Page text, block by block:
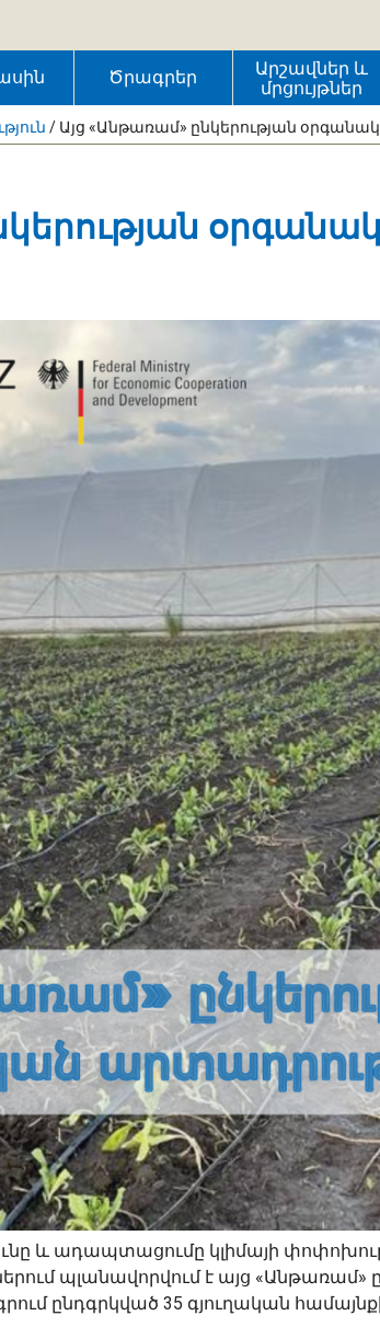
Ծրագրեր
Արշավներ և
մրցույթներ
/ Այց «Անթառամ» ընկերության
և ադապտացումը կլիմայի
պլանավորվում է այց «Անթառամ»
ընդգրկված 35 գյուղական